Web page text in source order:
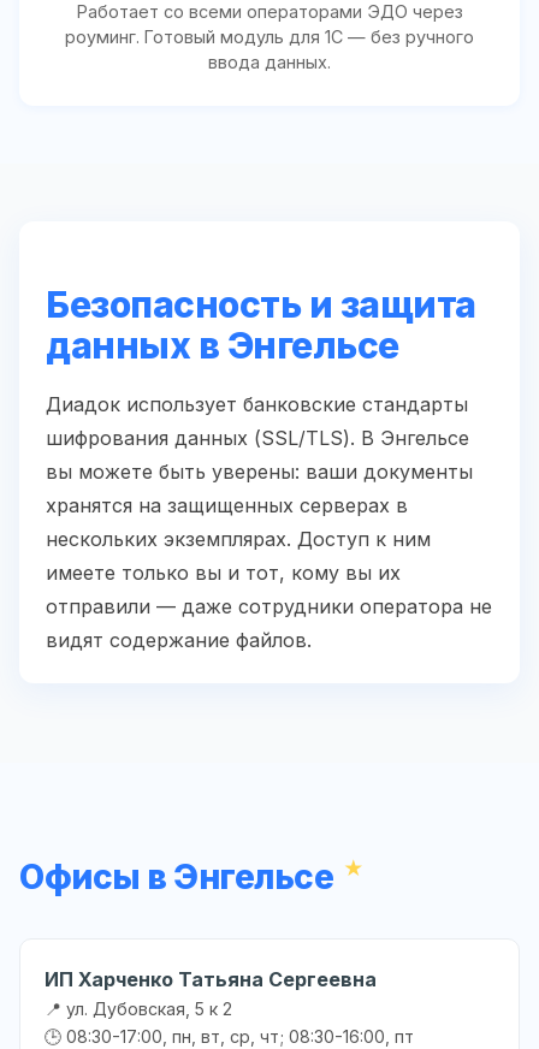
Работает со всеми операторами ЭДО через
роуминг. Готовый модуль для 1С — без ручного
ввода данных.
Безопасность и защита
данных в Энгельсе
Диадок использует банковские стандарты
шифрования данных (SSL/TLS). В Энгельсе
вы можете быть уверены: ваши документы
хранятся на защищенных серверах в
нескольких экземплярах. Доступ к ним
имеете только вы и тот, кому вы их
отправили — даже сотрудники оператора не
видят содержание файлов.
Офисы в Энгельсе
ИП Харченко Татьяна Сергеевна
📍 ул. Дубовская, 5 к 2
🕒 08:30-17:00, пн, вт, ср, чт; 08:30-16:00, пт